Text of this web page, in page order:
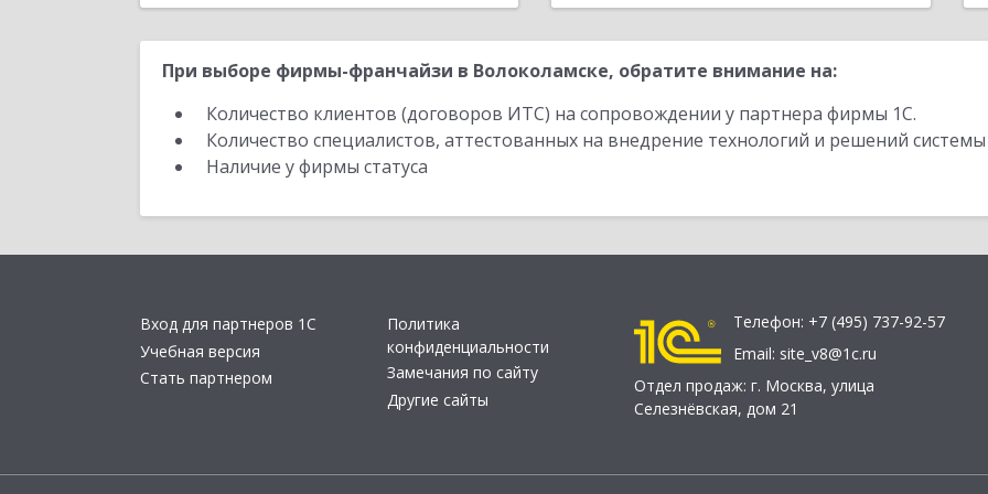
При выборе фирмы-франчайзи в Волоколамске, обратите внимание на:
Количество клиентов (договоров ИТС) на сопровождении у партнера фирмы 1С.
Количество специалистов, аттестованных на внедрение технологий и решений
Наличие у фирмы статуса
Вход для партнеров 1С
Учебная версия
Стать партнером
Политика
конфиденциальности
Замечания по сайту
Другие сайты
Телефон: +7 (495) 737-92-57
Email: site_v8@1c.ru
Отдел продаж: г. Москва, улица
Селезнёвская, дом 21